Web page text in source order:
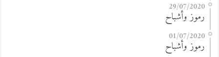
29/07/2020
رموز وأشباح
01/07/2020
رموز وأشباح